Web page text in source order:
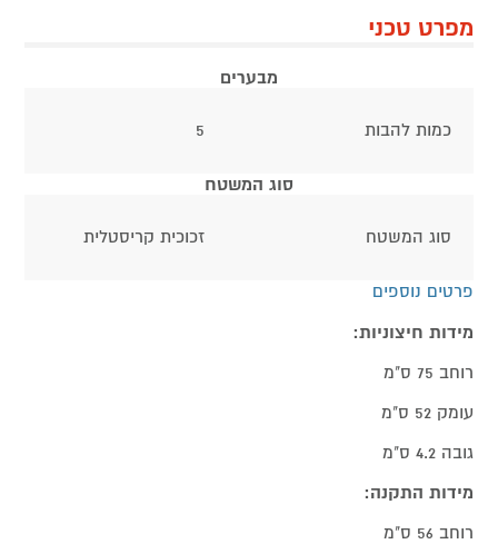
מפרט טכני
מבערים
כמות להבות 5
סוג המשטח
סוג המשטח זכוכית קריסטלית
פרטים נוספים
מידות חיצוניות:
רוחב 75 ס"מ
עומק 52 ס"מ
גובה 4.2 ס"מ
מידות התקנה:
רוחב 56 ס"מ